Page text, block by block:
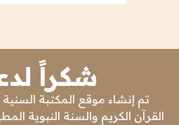
شكراً
تم إنشاء موقع المكتبة
القرآن الكريم والسنة النبوية